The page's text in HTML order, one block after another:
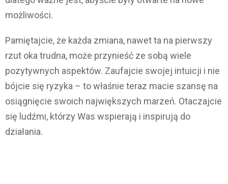
możliwości.
Pamiętajcie, że każda zmiana, nawet ta na pierwszy
rzut oka trudna, może przynieść ze sobą wiele
pozytywnych aspektów. Zaufajcie swojej intuicji i nie
bójcie się ryzyka – to właśnie teraz macie szansę na
osiągnięcie swoich największych marzeń. Otaczajcie
się ludźmi, którzy Was wspierają i inspirują do
działania.